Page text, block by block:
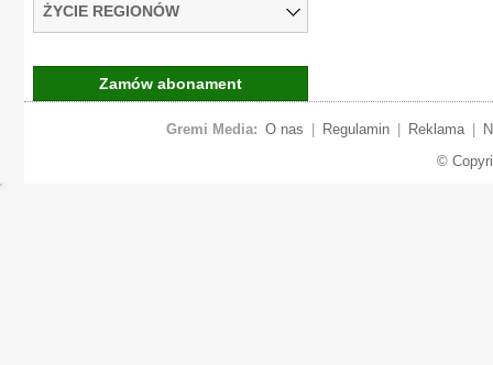
ŻYCIE REGIONÓW
Zamów abonament
Gremi Media: O nas Regulamin Reklama
©